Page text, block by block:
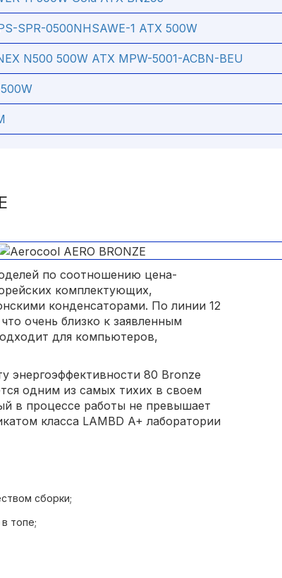
SPR-0500NHSAWE-1 ATX 500W
N500 500W ATX MPW-5001-ACBN-BEU
по соотношению цена-
комплектующих,
конденсаторами. По линии 12
очень близко к заявленным
для компьютеров,
энергоэффективности 80 Bronze
одним из самых тихих в своем
в процессе работы не превышает
класса LAMBD A+ лаборатории
сборки;
топе;
продувается, обеспечивая